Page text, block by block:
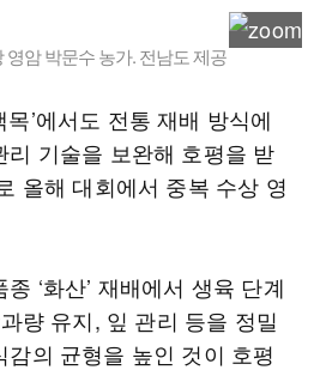
암 박문수 농가. 전남도 제공
’에서도 전통 재배 방식에
기술을 보완해 호평을 받
올해 대회에서 중복 수상 영
‘화산’ 재배에서 생육 단계
량 유지, 잎 관리 등을 정밀
의 균형을 높인 것이 호평